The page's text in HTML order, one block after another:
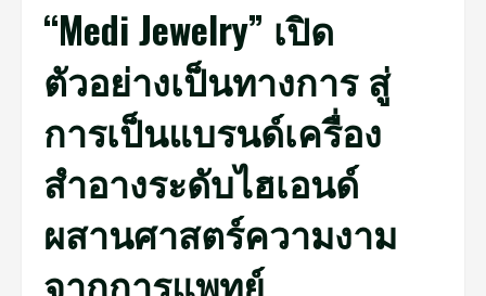
“Medi Jewelry” เปิด
ตัวอย่างเป็นทางการ สู่
การเป็นแบรนด์เครื่อง
สำอางระดับไฮเอนด์
ผสานศาสตร์ความงาม
จากการแพทย์